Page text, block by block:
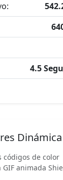
4.5
Dinámica
códigos de color
animada